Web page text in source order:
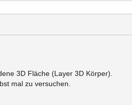
3D Fläche (Layer 3D Körper).
mal zu versuchen.